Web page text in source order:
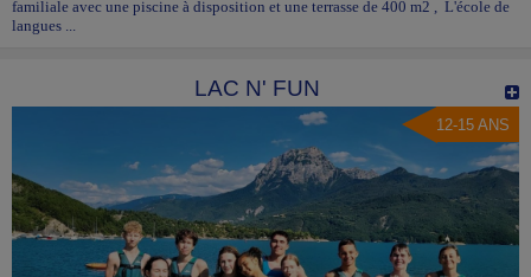
familiale avec une piscine à disposition et une terrasse de 400 m2 , L'école de
langues ...
LAC N' FUN
12-15 ANS